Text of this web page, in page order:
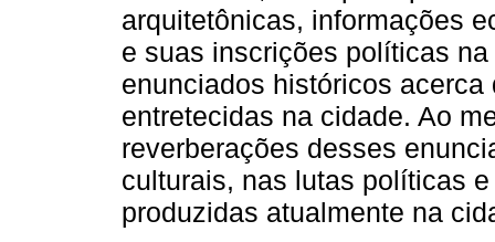
arquitetônicas, informações
e suas inscrições políticas
enunciados históricos
entretecidas na cidade. Ao
reverberações desses
culturais, nas lutas políticas
produzidas atualmente na